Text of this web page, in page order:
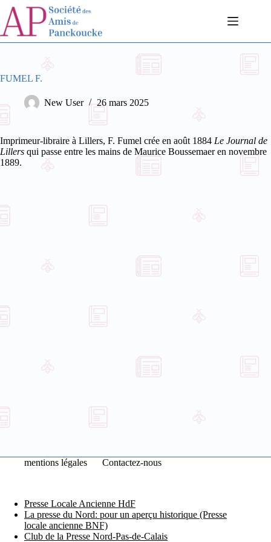
Passer
contenu
FUMEL F.
New User 26 mars 2025
Imprimeur-libraire à Lillers, F. Fumel crée en août 1884 Le Journal de
Lillers qui passe entre les mains de Maurice Boussemaer en novembre
1889.
mentions légales Contactez-nous
Presse Locale Ancienne HdF
La presse du Nord: pour un aperçu historique (Presse
locale ancienne BNF)
Club de la Presse Nord-Pas-de-Calais